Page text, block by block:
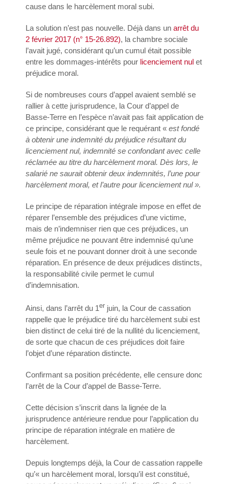
cause dans le harcèlement moral subi.
La solution n’est pas nouvelle. Déjà dans un arrêt du
2 février 2017 (n° 15-26.892), la chambre sociale
l’avait jugé, considérant qu’un cumul était possible
entre les dommages-intérêts pour licenciement nul et
préjudice moral.
Si de nombreuses cours d’appel avaient semblé se
rallier à cette jurisprudence, la Cour d’appel de
Basse-Terre en l’espèce n’avait pas fait application de
ce principe, considérant que le requérant « est fondé
à obtenir une indemnité du préjudice résultant du
licenciement nul, indemnité se confondant avec celle
réclamée au titre du harcèlement moral. Dès lors, le
salarié ne saurait obtenir deux indemnités, l’une pour
harcèlement moral, et l’autre pour licenciement nul ».
Le principe de réparation intégrale impose en effet de
réparer l’ensemble des préjudices d’une victime,
mais de n’indemniser rien que ces préjudices, un
même préjudice ne pouvant être indemnisé qu’une
seule fois et ne pouvant donner droit à une seconde
réparation. En présence de deux préjudices distincts,
la responsabilité civile permet le cumul
d’indemnisation.
Ainsi, dans l’arrêt du 1er juin, la Cour de cassation
rappelle que le préjudice tiré du harcèlement subi est
bien distinct de celui tiré de la nullité du licenciement,
de sorte que chacun de ces préjudices doit faire
l’objet d’une réparation distincte.
Confirmant sa position précédente, elle censure donc
l’arrêt de la Cour d’appel de Basse-Terre.
Cette décision s’inscrit dans la lignée de la
jurisprudence antérieure rendue pour l’application du
principe de réparation intégrale en matière de
harcèlement.
Depuis longtemps déjà, la Cour de cassation rappelle
qu’« un harcèlement moral, lorsqu’il est constitué,